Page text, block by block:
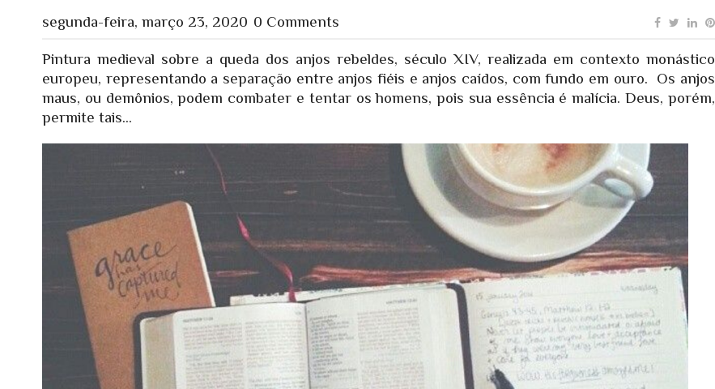
segunda-feira, março 23, 2020 0 Comments
Pintura medieval sobre a queda dos anjos rebeldes, século XIV, realizada em contexto monástico
europeu, representando a separação entre anjos fiéis e anjos caídos, com fundo em ouro. Os anjos
maus, ou demônios, podem combater e tentar os homens, pois sua essência é malícia. Deus, porém,
permite tais...